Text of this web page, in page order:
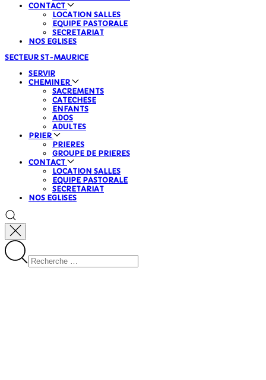
CONTACT
LOCATION SALLES
EQUIPE PASTORALE
SECRETARIAT
NOS EGLISES
SECTEUR ST-MAURICE
SERVIR
CHEMINER
SACREMENTS
CATECHESE
ENFANTS
ADOS
ADULTES
PRIER
PRIERES
GROUPE DE PRIERES
CONTACT
LOCATION SALLES
EQUIPE PASTORALE
SECRETARIAT
NOS EGLISES